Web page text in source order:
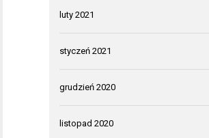
luty 2021
styczeń 2021
grudzień 2020
listopad 2020